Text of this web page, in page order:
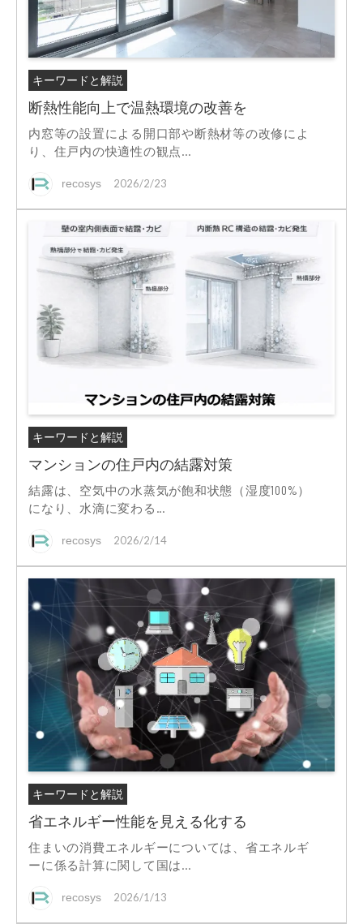
キーワードと解説
断熱性能向上で温熱環境の改善を
内窓等の設置による開口部や断熱材等の改修によ
り、住戸内の快適性の観点...
recosys 2026/2/23
キーワードと解説
マンションの住戸内の結露対策
結露は、空気中の水蒸気が飽和状態（湿度100%）
になり、水滴に変わる...
recosys 2026/2/14
キーワードと解説
省エネルギー性能を見える化する
住まいの消費エネルギーについては、省エネルギ
ーに係る計算に関して国は...
recosys 2026/1/13